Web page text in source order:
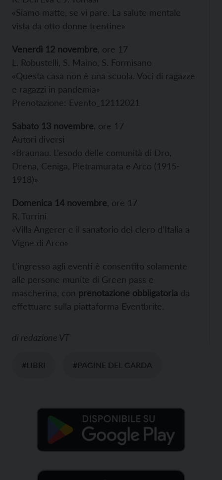
«Siamo matte, se vi pare. La salute mentale
vista da otto donne trentine»
Venerdì 12 novembre , ore 17
L. Robustelli, S. Maino, S. Formisano
«Questa casa non è una scuola. Voci di ragazze
e ragazzi in pandemia»
Prenotazione: Evento_12112021
Sabato 13 novembre , ore 17
Autori diversi
«Braunau. L’esodo delle comunità di Dro,
Drena, Ceniga, Pietramurata e Arco (1915-
1918)»
Domenica 14 novembre , ore 17
R. Turrini
«Villa Angerer e il sanatorio del clero d’Italia a
Vigne di Arco»
L’ingresso agli eventi è consentito solamente
alle persone munite di Green pass e
mascherina, con prenotazione obbligatoria da
effettuare sulla piattaforma Eventbrite.
di redazione VT
#LIBRI #PAGINE DEL GARDA